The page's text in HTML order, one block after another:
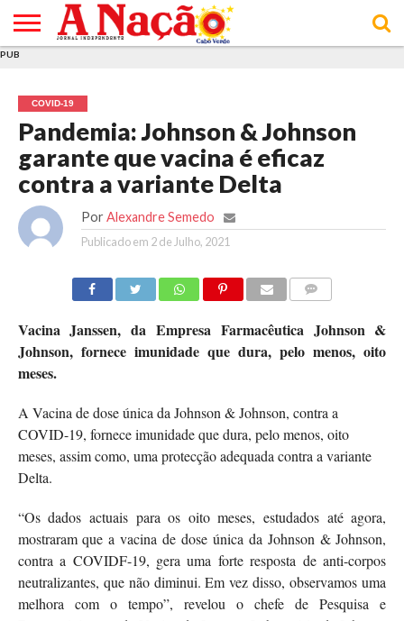
E DE
COOKIES
DE
UTILIZAÇÃO
PUB
COVID-19
Pandemia: Johnson & Johnson
garante que vacina é eficaz
contra a variante Delta
Por Alexandre Semedo
Publicado em 2 de Julho, 2021
Vacina Janssen, da Empresa Farmacêutica Johnson &
Johnson, fornece imunidade que dura, pelo menos, oito
meses.
A Vacina de dose única da Johnson & Johnson, contra a
COVID-19, fornece imunidade que dura, pelo menos, oito
meses, assim como, uma protecção adequada contra a variante
Delta.
“Os dados actuais para os oito meses, estudados até agora,
mostraram que a vacina de dose única da Johnson & Johnson,
contra a COVIDF-19, gera uma forte resposta de anti-corpos
neutralizantes, que não diminui. Em vez disso, observamos uma
melhora com o tempo”, revelou o chefe de Pesquisa e